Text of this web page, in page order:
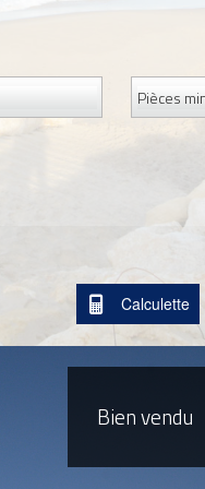
Calculette
Bien vendu